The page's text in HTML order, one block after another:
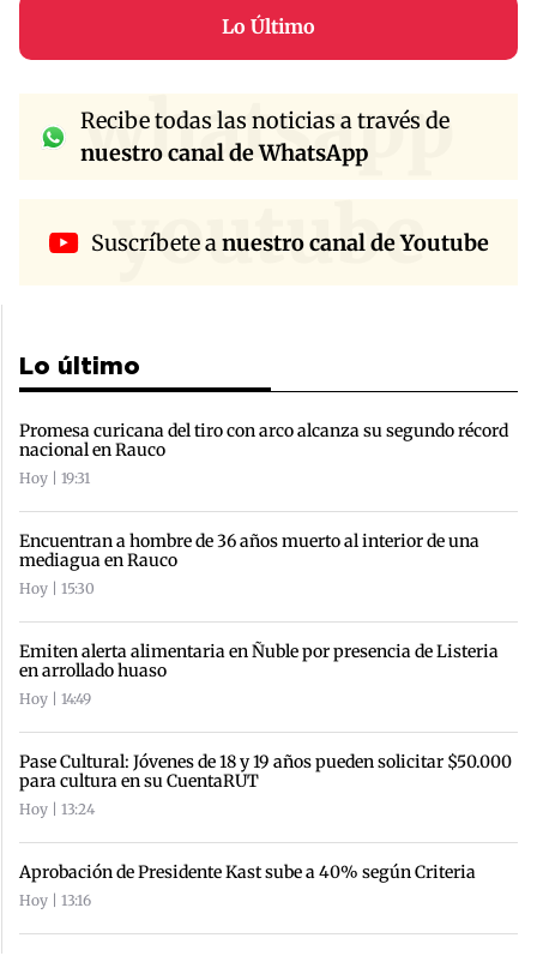
Lo Último
whatsapp
Recibe todas las noticias a través de
nuestro canal de WhatsApp
youtube
Suscríbete anuestro canal de Youtube
Lo último
Promesa curicana del tiro con arco alcanza su segundo récord
nacional en Rauco
Hoy | 19:31
Encuentran a hombre de 36 años muerto al interior de una
mediagua en Rauco
Hoy | 15:30
Emiten alerta alimentaria en Ñuble por presencia de Listeria
en arrollado huaso
Hoy | 14:49
Pase Cultural: Jóvenes de 18 y 19 años pueden solicitar $50.000
para cultura en su CuentaRUT
Hoy | 13:24
Aprobación de Presidente Kast sube a 40% según Criteria
Hoy | 13:16